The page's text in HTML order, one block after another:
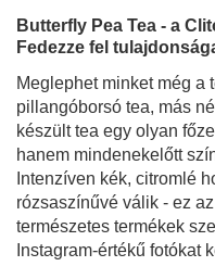
Butterfly Pea Tea - a
Fedezze fel
Meglephet minket még a
pillangóborsó tea, más
készült tea egy olyan
hanem mindenekelőtt
Intenzíven kék, citromlé
rózsaszínűvé válik - ez
természetes termékek
Instagram-értékű fotókat